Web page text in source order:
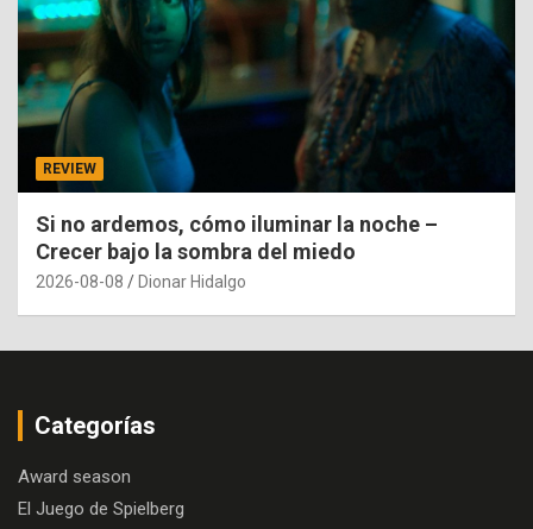
REVIEW
Si no ardemos, cómo iluminar la noche –
Crecer bajo la sombra del miedo
2026-08-08 Dionar Hidalgo
Categorías
Award season
El Juego de Spielberg